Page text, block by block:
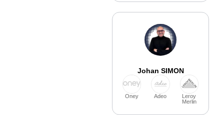
Johan SIMON
Oney Adeo
Leroy
Merlin